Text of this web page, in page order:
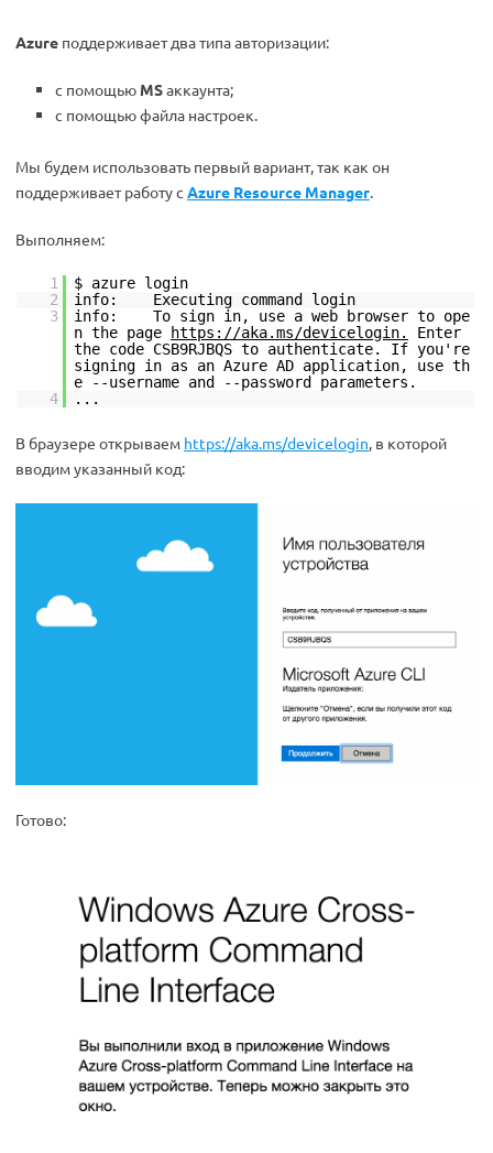
Azure поддерживает два типа авторизации:
с помощью MSаккаунта;
с помощью файла настроек.
Мы будем использовать первый вариант, так как он
поддерживает работу с Azure Resource Manager.
Выполняем:
1
$ azure login
2
info: Executing command login
3
info: To sign in, use a web browser to ope
n the page
https://aka.ms/devicelogin.
Enter
the code CSB9RJBQS to authenticate. If you're
signing in as an Azure AD application, use th
e --username and --password parameters.
4
...
В браузере открываем https://aka.ms/devicelogin, в которой
вводим указанный код:
Готово: